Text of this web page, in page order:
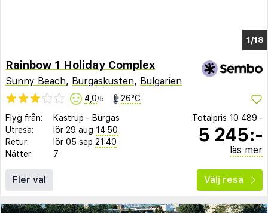
1/14
Rainbow 1 Holiday Complex
Sunny Beach, Burgaskusten, Bulgarien
4,0/5 26°C
Flyg från: Kastrup - Burgas
Utresa:
lör 29 aug 14:50
Retur:
lör 05 sep 21:40
Nätter:
7
Totalpris 10 489:-
5 245:-
läs mer
Fler val Välj resa